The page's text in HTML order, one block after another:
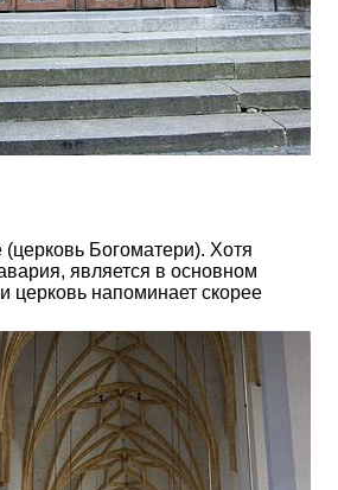
Богоматери). Хотя
является в основном
церковь напоминает скорее